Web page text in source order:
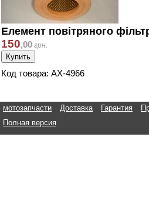
Елемент повітряного
150,00 грн.
Код товара: АХ-4966
мотозапчасти Доставка Гарантия
Полная версия